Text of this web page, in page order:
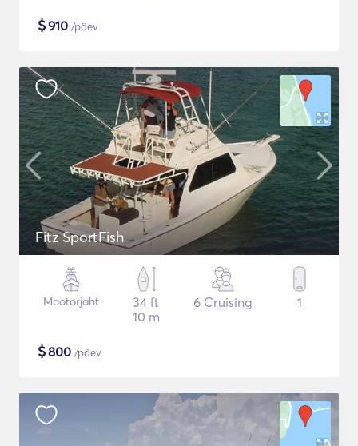
$910 /päev
Fitz SportFish
Mootorjaht
34 ft
10 m
6 Cruising 1
$800 /päev